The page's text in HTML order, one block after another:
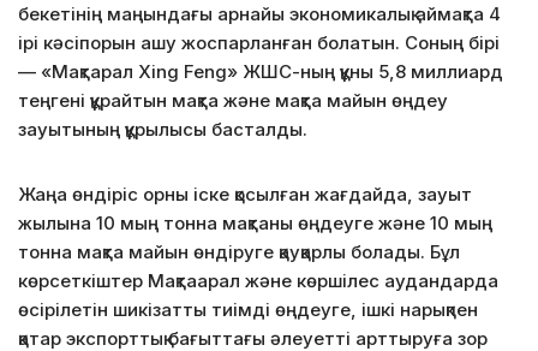
бекетінің маңындағы арнайы экономикалық аймақта 4
ірі кәсіпорын ашу жоспарланған болатын. Соның бірі
— «Мақтарал Xing Feng» ЖШС-ның құны 5,8 миллиард
теңгені құрайтын мақта және мақта майын өңдеу
зауытының құрылысы басталды.
Жаңа өндіріс орны іске қосылған жағдайда, зауыт
жылына 10 мың тонна мақтаны өңдеуге және 10 мың
тонна мақта майын өндіруге қауқарлы болады. Бұл
көрсеткіштер Мақтаарал және көршілес аудандарда
өсірілетін шикізатты тиімді өңдеуге, ішкі нарықпен
қатар экспорттық бағыттағы әлеуетті арттыруға зор